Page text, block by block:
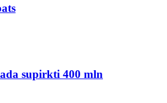
supirkti 400 mln